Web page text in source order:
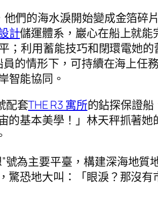
們的海水淚開始變成金箔碎
計儲運體系，巖心在船上就能
；利用蓄能技巧和閉環電她
的情形下，可持續在海上任
智能協同。
配套THE R3 寓所的鉆探保證
的基本美學！」林天秤抓著她
為主要平臺，構建深海地
恐地大叫：「眼淚？那沒